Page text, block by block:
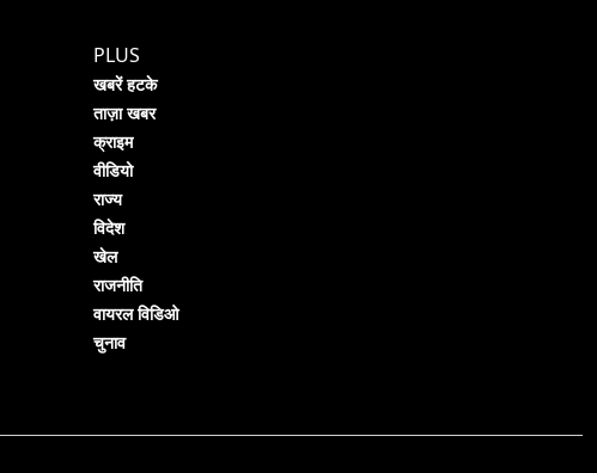
PLUS
खबरें हटके
ताज़ा खबर
क्राइम
वीडियो
राज्य
विदेश
खेल
राजनीति
वायरल विडिओ
चुनाव